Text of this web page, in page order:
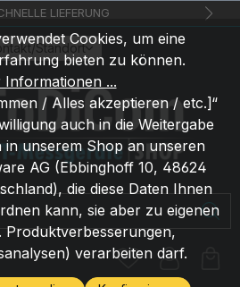
LIEFERUNG
Standort
...
Cookies, um eine
bieten zu können.
Informationen ...
/ Alles akzeptieren / etc.]“
auch in die Weitergabe
unserem Shop an unseren
AG (Ebbinghoff 10, 48624
die diese Daten Ihnen
kann, sie aber zu eigenen
Produktverbesserungen,
verarbeiten darf.